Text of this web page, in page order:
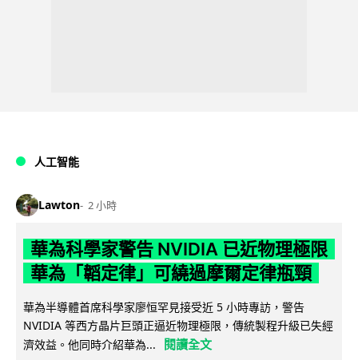
人工智能
Lawton 2 小時
華為科學家警告 NVIDIA 已近物理極限
華為「韜定律」可繞過摩爾定律瓶頸
華為半導體首席科學家廖恒罕見接受近 5 小時專訪，警告
NVIDIA 等西方晶片巨頭正逼近物理極限，傳統製程升級已失經
濟效益。他同時介紹華為...
閱讀全文